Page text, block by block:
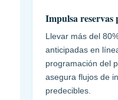
Impulsa reservas
Llevar más del
anticipadas en
programación del
asegura flujos de
predecibles.